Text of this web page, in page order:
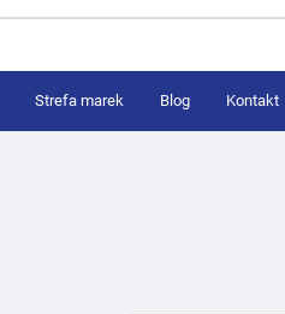
Strefa marek Blog Kontakt